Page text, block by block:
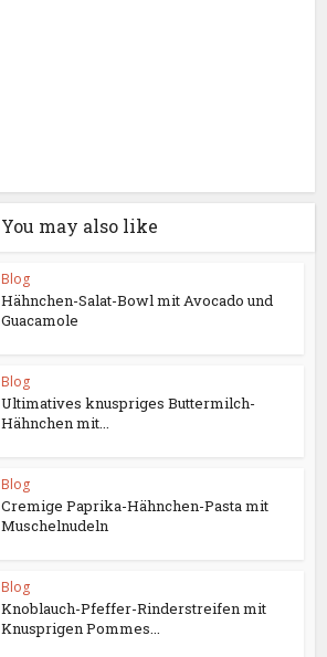
You may also like
Blog
Hähnchen-Salat-Bowl mit Avocado und
Guacamole
Blog
Ultimatives knuspriges Buttermilch-
Hähnchen mit...
Blog
Cremige Paprika-Hähnchen-Pasta mit
Muschelnudeln
Blog
Knoblauch-Pfeffer-Rinderstreifen mit
Knusprigen Pommes...